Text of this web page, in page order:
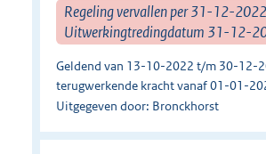
Regeling vervallen per 31-12-2022
Uitwerkingtredingdatum 31-12-
Geldend van 13-10-2022 t/m 30-12-
terugwerkende kracht vanaf 01-01-
Uitgegeven door: Bronckhorst